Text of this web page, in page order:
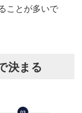
ことが多いで
決まる